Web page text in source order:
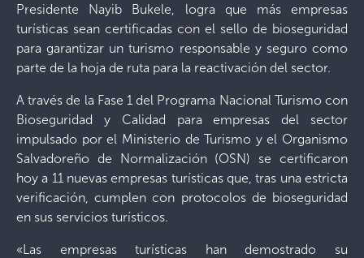
Presidente Nayib Bukele, logra que más empresas
turísticas sean certificadas con el sello de bioseguridad
para garantizar un turismo responsable y seguro como
parte de la hoja de ruta para la reactivación del sector.
A través de la Fase 1 del Programa Nacional Turismo con
Bioseguridad y Calidad para empresas del sector
impulsado por el Ministerio de Turismo y el Organismo
Salvadoreño de Normalización (OSN) se certificaron
hoy a 11 nuevas empresas turísticas que, tras una estricta
verificación, cumplen con protocolos de bioseguridad
en sus servicios turísticos.
«Las empresas turísticas han demostrado su